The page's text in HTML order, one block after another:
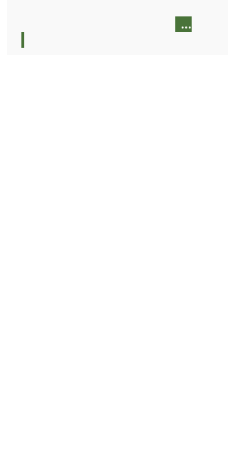
...